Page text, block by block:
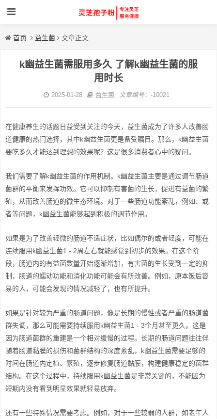
首页 益生菌 文章正文
k幽益生菌需服用多久 了解k幽益生菌的服
用时长
2025-01-28 益生菌 文章编号： -10021
在健康养生的话题日益受到关注的今天，益生菌成为了许多人改善肠
道健康的热门选择，其中k幽益生菌更是备受瞩目。那么，k幽益生菌
要吃多久才能达到理想的效果呢？这是很多消费者心中的疑问。
我们需要了解k幽益生菌的作用机制。k幽益生菌主要是通过调节肠道
菌群的平衡来发挥功效。它可以抑制有害菌的生长，促进有益菌的繁
殖，从而改善肠道的微生态环境。对于一些肠道功能紊乱，例如、或
者等问题，k幽益生菌能够起到积极的调节作用。
如果是为了改善轻微的肠道不适症状，比如偶尔的或者轻度，可能在
连续服用k幽益生菌1 - 2周左右就能感觉到初步的效果。在这个阶
段，肠道内的有益菌数量开始逐渐增加，有害菌的生长受到一定的抑
制，肠道的蠕动功能和消化功能可能会有所改善。例如，原本饭后容
易的人，可能会发现的情况减轻了，也有所提升。
如果是针对较为严重的肠道问题，像是长期的慢性或者严重的肠道菌
群失调，那么可能需要持续服用k幽益生菌1 - 3个月甚至更久。这是
因为肠道菌群的重建是一个相对缓慢的过程。长期的肠道问题往往伴
随着肠道黏膜的损伤和菌群结构的深度紊乱，k幽益生菌需要足够的
时间在肠道内定植、繁殖，逐步修复肠道黏膜，构建健康稳定的菌群
结构。在这个过程中，持续服用k幽益生菌是非常关键的，不能因为
短期内没有看到明显效果就轻易放弃。
还有一些特殊情况需要考虑。例如，对于一些较弱的人群，如老年人